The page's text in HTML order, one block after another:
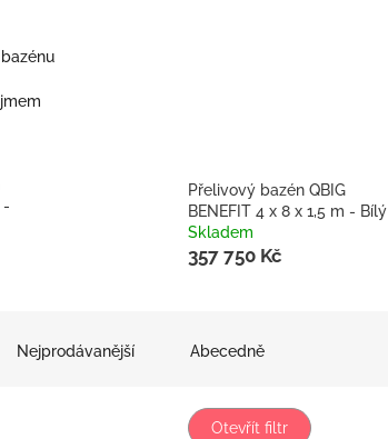
-
Přelivový bazén QBIG
BENEFIT 4 x 8 x 1,5 m - Bílý
Skladem
357 750 Kč
Nejprodávanější Abecedně
Otevřít filtr